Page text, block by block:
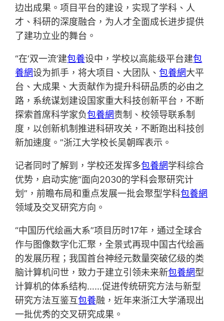
边出成果。项目平台的建设，实现了学科、人
才、科研的深度融合，为人才全面成长进步提供
了建功立业的舞台。
“在‘双一流’建包養设中，学校以高能级平台建包
養網设为抓手，将大项目、大团队、包養網大平
台、大成果、大贡献作为提升科研品质的必由之
路，系统谋划建设国家重大科技创新平台，不断
探索首席科学家负包養網责制、校领导联系制
度，以创新机制推进科研攻关，不断跑出科技创
新加速度。”浙江大学校长吴朝晖表示。
记者同时了解到，学校还发挥多包養網学科综合
优势，启动实施“面向2030的学科会聚研究计
划”，前瞻布局和重点发展一批会聚型学科包養網
领域及交叉研究方向。
“中国历代绘画大系”项目历时17年，通过全球合
作与图像数字化汇聚，全景式再现中国古代绘画
的发展历程；我国首台神经元数量突破亿级的类
脑计算机问世，致力于建立引领未来新包養網型
计算机的体系结构……促进传统研究方法与新型
研究方法互鉴互包養融，近年来浙江大学涌现出
一批优秀的交叉研究成果。